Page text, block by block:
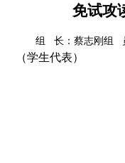
免试攻
组 长：蔡志刚组
（学生代表）